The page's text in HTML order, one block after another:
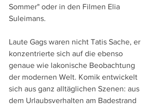
Sommer" oder in den Filmen Elia
Suleimans.
Laute Gags waren nicht Tatis Sache, er
konzentrierte sich auf die ebenso
genaue wie lakonische Beobachtung
der modernen Welt. Komik entwickelt
sich aus ganz alltäglichen Szenen: aus
dem Urlaubsverhalten am Badestrand